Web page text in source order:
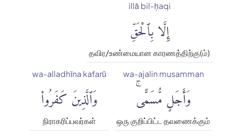
illā bil-ḥaqi
إِلَّا بِٱلْحَقِّ
தவிர/உண்மையான காரணத்திற்கு(ம்)
wa-ajalin musamman
وَأَجَلٍ مُّسَمًّىۚ
ஒரு குறிப்பிட்ட தவணைக்கும்
wa-alladhīna kafarū
وَٱلَّذِينَ كَفَرُوا۟
நிராகரிப்பவர்கள்